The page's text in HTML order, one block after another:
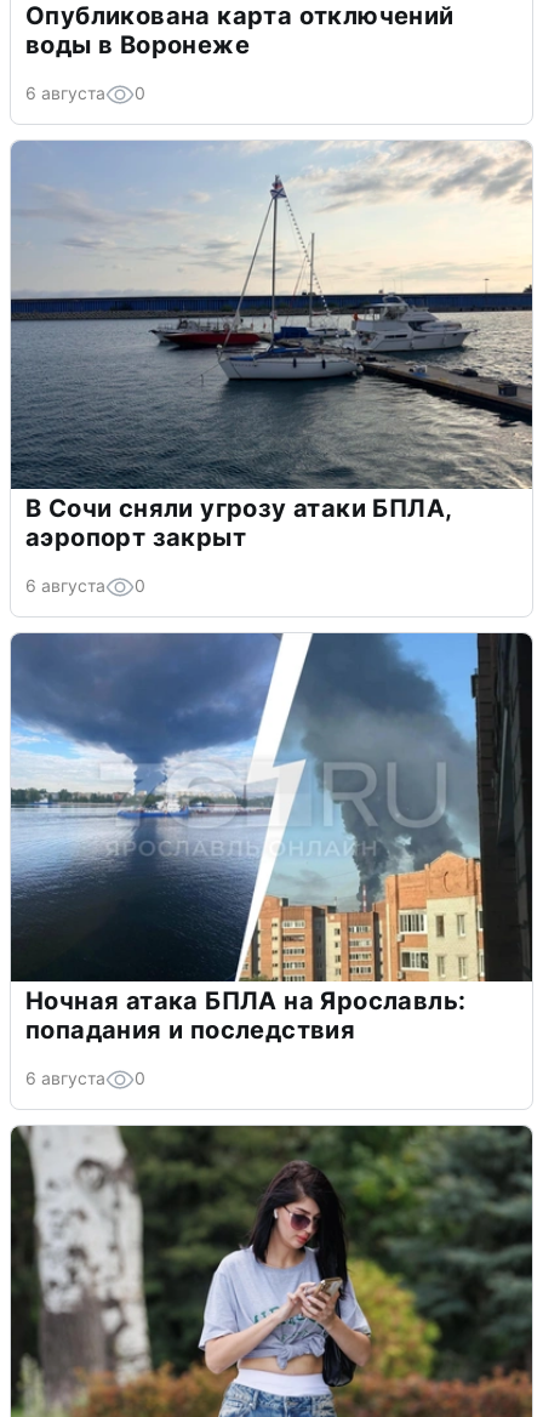
Опубликована карта отключений
воды в Воронеже
6 августа 0
В Сочи сняли угрозу атаки БПЛА,
аэропорт закрыт
6 августа 0
Ночная атака БПЛА на Ярославль:
попадания и последствия
6 августа 0